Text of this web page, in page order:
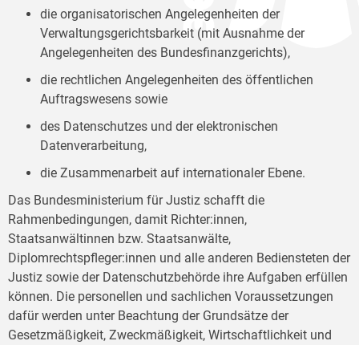
die organisatorischen Angelegenheiten der
Verwaltungsgerichtsbarkeit (mit Ausnahme der
Angelegenheiten des Bundesfinanzgerichts),
die rechtlichen Angelegenheiten des öffentlichen
Auftragswesens sowie
des Datenschutzes und der elektronischen
Datenverarbeitung,
die Zusammenarbeit auf internationaler Ebene.
Das Bundesministerium für Justiz schafft die
Rahmenbedingungen, damit Richter:innen,
Staatsanwältinnen bzw. Staatsanwälte,
Diplomrechtspfleger:innen und alle anderen Bediensteten der
Justiz sowie der Datenschutzbehörde ihre Aufgaben erfüllen
können. Die personellen und sachlichen Voraussetzungen
dafür werden unter Beachtung der Grundsätze der
Gesetzmäßigkeit, Zweckmäßigkeit, Wirtschaftlichkeit und